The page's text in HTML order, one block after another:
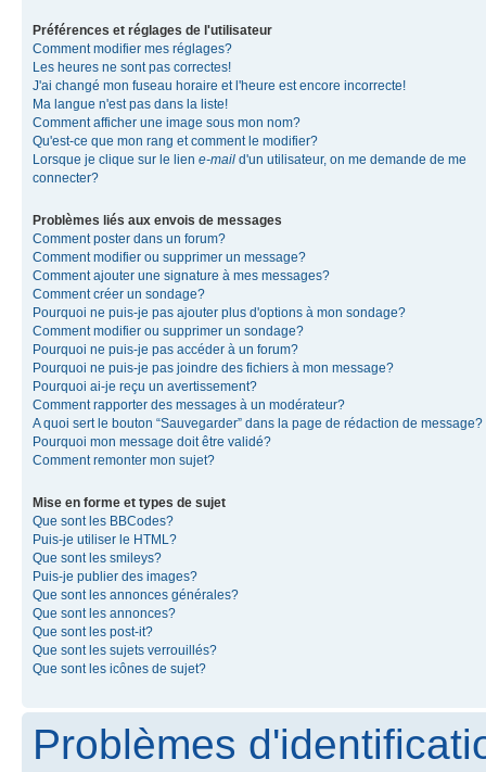
Préférences et réglages de l'utilisateur
Comment modifier mes réglages?
Les heures ne sont pas correctes!
J'ai changé mon fuseau horaire et l'heure est encore incorrecte!
Ma langue n'est pas dans la liste!
Comment afficher une image sous mon nom?
Qu'est-ce que mon rang et comment le modifier?
Lorsque je clique sur le lien e-mail d'un utilisateur, on me demande de me
connecter?
Problèmes liés aux envois de messages
Comment poster dans un forum?
Comment modifier ou supprimer un message?
Comment ajouter une signature à mes messages?
Comment créer un sondage?
Pourquoi ne puis-je pas ajouter plus d'options à mon sondage?
Comment modifier ou supprimer un sondage?
Pourquoi ne puis-je pas accéder à un forum?
Pourquoi ne puis-je pas joindre des fichiers à mon message?
Pourquoi ai-je reçu un avertissement?
Comment rapporter des messages à un modérateur?
A quoi sert le bouton “Sauvegarder” dans la page de rédaction de message?
Pourquoi mon message doit être validé?
Comment remonter mon sujet?
Mise en forme et types de sujet
Que sont les BBCodes?
Puis-je utiliser le HTML?
Que sont les smileys?
Puis-je publier des images?
Que sont les annonces générales?
Que sont les annonces?
Que sont les post-it?
Que sont les sujets verrouillés?
Que sont les icônes de sujet?
Problèmes